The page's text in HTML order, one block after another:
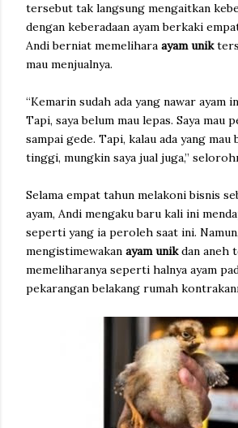
tersebut tak langsung mengaitkan
dengan keberadaan ayam berkaki
Andi berniat memelihara ayam unik
mau menjualnya.
“Kemarin sudah ada yang nawar ayam
Tapi, saya belum mau lepas. Saya mau
sampai gede. Tapi, kalau ada yang
tinggi, mungkin saya jual juga,”
Selama empat tahun melakoni bisnis
ayam, Andi mengaku baru kali ini
seperti yang ia peroleh saat ini.
mengistimewakan ayam unikdan aneh
memeliharanya seperti halnya ayam
pekarangan belakang rumah